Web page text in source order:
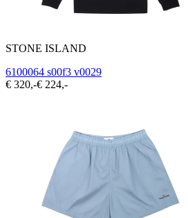
STONE ISLAND
6100064 s00f3 v0029
€ 320,-€ 224,-